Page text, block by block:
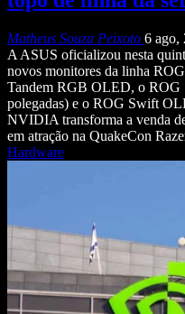
Matheus Souza Peixoto 6 ago,
A ASUS oficializou nesta
novos monitores da linha
Tandem RGB OLED, o
polegadas) e o ROG Swift
NVIDIA transforma a venda
em atração na QuakeCon
Hardware